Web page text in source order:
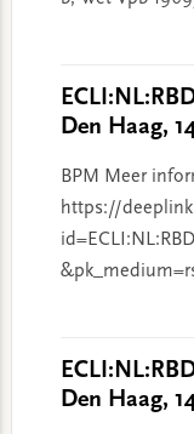
Den Haag,
BPM Meer
https://
Den Haag,